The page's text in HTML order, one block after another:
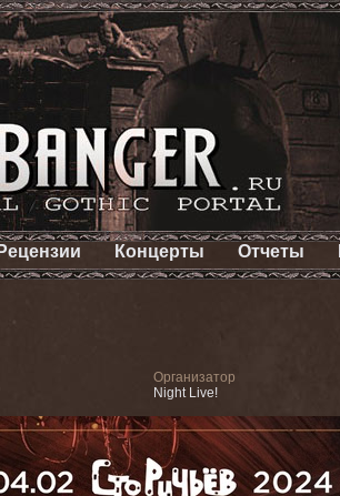
Рецензии Концерты Отчеты
Организатор
Night Live!